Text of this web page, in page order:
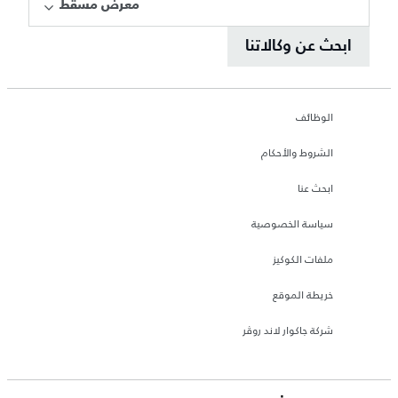
معرض مسقط
ابحث عن وكالاتنا
الوظائف
الشروط والأحكام
ابحث عنا
سياسة الخصوصية
ملفات الكوكيز
خريطة الموقع
شركة جاكوار لاند روڤر